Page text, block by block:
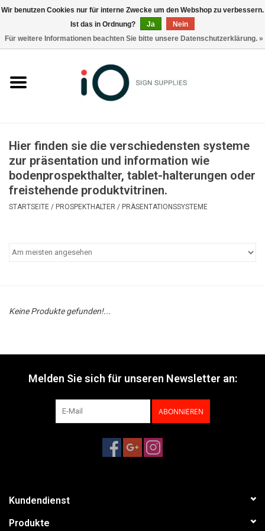
Marken
Rufen Sie uns an +32 3 353 67 63
Hier finden sie die verschiedensten systeme
zur präsentation und information wie
bodenprospekthalter, tablet-halterungen oder
freistehende produktvitrinen.
STARTSEITE / PROSPEKTHALTER / PRÄSENTATIONSSYSTEME
Keine Produkte gefunden!...
Melden Sie sich für unseren Newsletter an:
ABONNIEREN
Kundendienst
Produkte
Wir benutzen Cookies nur für interne Zwecke um den Webshop zu verbessern.
Ist das in Ordnung?
Ja
Nein
Für weitere Informationen beachten Sie bitte unsere Datenschutzerklärung. »